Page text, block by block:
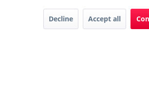
Decline Accept all